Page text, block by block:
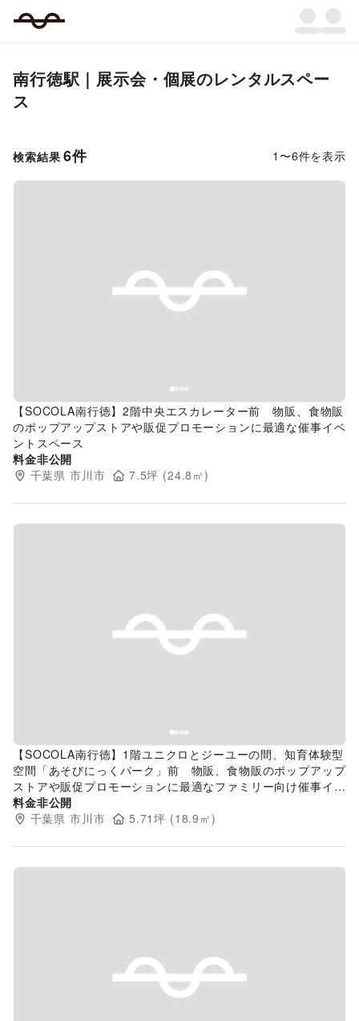
南行徳駅｜展示会・個展のレンタルスペー
ス
検索結果 6件 1 〜6件を表示
Previous slide
【SOCOLA南行徳】2階中央エスカレーター前 物販、食物販
のポップアップストアや販促プロモーションに最適な催事イベ
ントスペース
料金非公開
千葉県 市川市 7.5坪 (24.8 ㎡)
Previous slide
【SOCOLA南行徳】1階ユニクロとジーユーの間、知育体験型
空間「あそびにっくパーク」前 物販、食物販のポップアップ
ストアや販促プロモーションに最適なファミリー向け催事イベ
ントスペース
料金非公開
千葉県 市川市 5.71坪 (18.9 ㎡)
Previous slide